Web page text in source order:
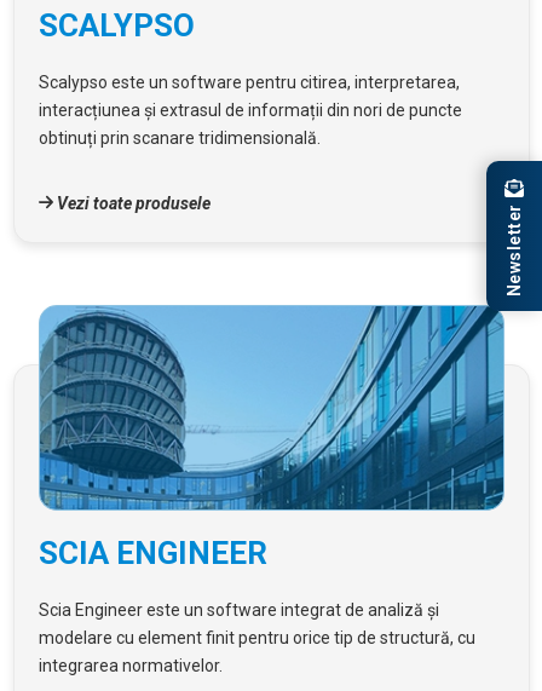
SCALYPSO
Scalypso este un software pentru citirea, interpretarea,
interacțiunea și extrasul de informații din nori de puncte
obtinuți prin scanare tridimensională.
Vezi toate produsele
SCIA ENGINEER
Scia Engineer este un software integrat de analiză și
modelare cu element finit pentru orice tip de structură, cu
integrarea normativelor.
Newsletter